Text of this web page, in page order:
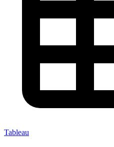
Tableau